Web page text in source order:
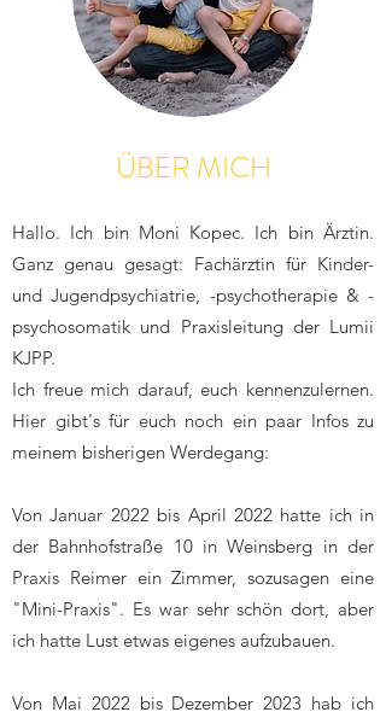
ÜBER MICH
Hallo. Ich bin Moni Kopec. Ich bin Ärztin.
Ganz genau gesagt: Fachärztin für Kinder-
und Jugendpsychiatrie, -psychotherapie & -
psychosomatik und Praxisleitung der Lumii
KJPP.
Ich freue mich darauf, euch kennenzulernen.
Hier gibt's für euch noch ein paar Infos zu
meinem bisherigen Werdegang:
Von Januar 2022 bis April 2022 hatte ich in
der Bahnhofstraße 10 in Weinsberg in der
Praxis Reimer ein Zimmer, sozusagen eine
"Mini-Praxis". Es war sehr schön dort, aber
ich hatte Lust etwas eigenes aufzubauen.
Von Mai 2022 bis Dezember 2023 hab ich